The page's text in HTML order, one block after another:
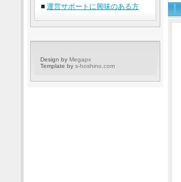
■ 運営サポートに興味のある方
Design by Megapx
Template by s-hoshino.com